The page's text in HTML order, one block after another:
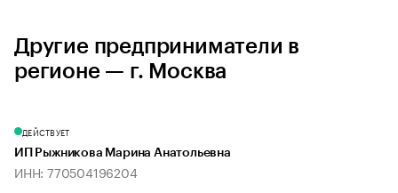
Другие предприниматели в
регионе — г. Москва
ДЕЙСТВУЕТ
ИП Рыжникова Марина Анатольевна
ИНН: 770504196204